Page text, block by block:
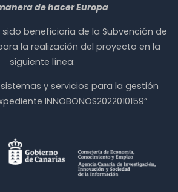
de hacer Europa
sido beneficiaria de la Subvención de
la realización del proyecto en la
siguiente línea:
y servicios para la gestión
INNOBONOS2022010159”